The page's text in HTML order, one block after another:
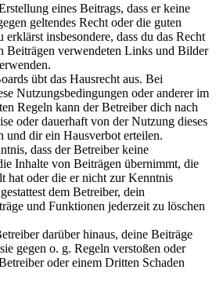
eines Beitrags, dass er keine
geltendes Recht oder die guten
erklärst insbesondere, dass du das Recht
Beiträgen verwendeten Links und Bilder
übt das Hausrecht aus. Bei
Nutzungsbedingungen oder anderer im
Regeln kann der Betreiber dich nach
oder dauerhaft von der Nutzung dieses
und dir ein Hausverbot erteilen.
dass der Betreiber keine
Inhalte von Beiträgen übernimmt, die
hat oder die er nicht zur Kenntnis
dem Betreiber, dein
und Funktionen jederzeit zu löschen
darüber hinaus, deine Beiträge
gegen o. g. Regeln verstoßen oder
oder einem Dritten Schaden